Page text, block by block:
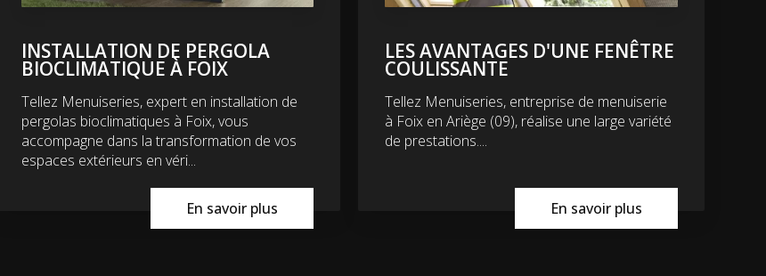
INSTALLATION DE PERGOLA
BIOCLIMATIQUE À FOIX
Tellez Menuiseries, expert en installation de
pergolas bioclimatiques à Foix, vous
accompagne dans la transformation de vos
espaces extérieurs en véri...
En savoir plus
LES AVANTAGES D'UNE FENÊTRE
COULISSANTE
Tellez Menuiseries, entreprise de menuiserie
à Foix en Ariège (09), réalise une large variété
de prestations....
En savoir plus